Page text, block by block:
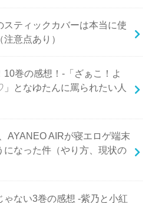
スティックカバーは本当に使
意点あり）
巻の感想！-「ざぁこ！よ
となゆたんに罵られたい人
AYANEO AIRが寝エロゲ端末
になった件（やり方、現状の
ない3巻の感想 -紫乃と小紅